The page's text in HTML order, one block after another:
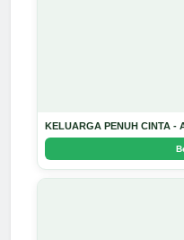
KELUARGA PENUH CINTA -